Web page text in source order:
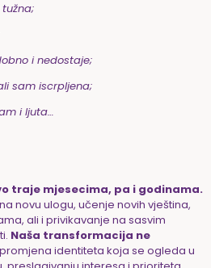
i nedostaje;
sam iscrpljena;
i ljuta…
traje mjesecima, pa i godinama.
novu ulogu, učenje novih vještina,
ali i privikavanje na sasvim
Naša transformacija ne
identiteta koja se ogleda u